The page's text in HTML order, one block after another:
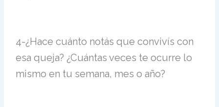
4-¿Hace cuánto notás que convivís con
esa queja? ¿Cuántas veces te ocurre lo
mismo en tu semana, mes o año?